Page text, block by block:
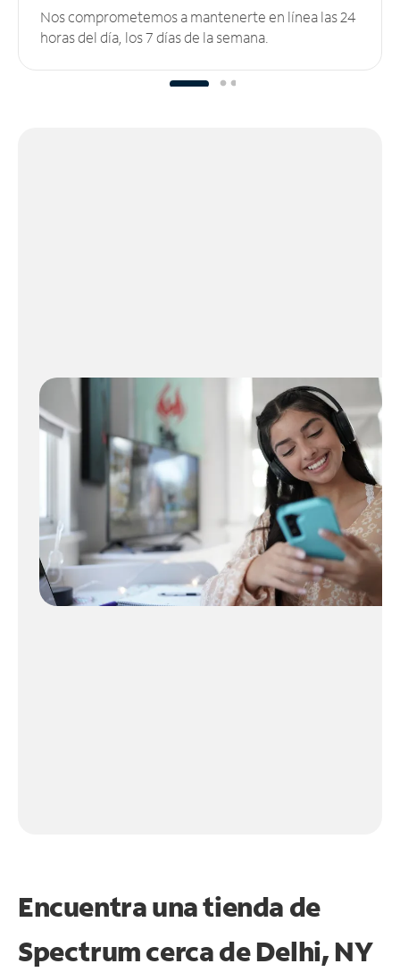
Nos comprometemos a mantenerte en línea las 24
horas del día, los 7 días de la semana.
Encuentra una tienda de
Spectrumcerca de Delhi, NY